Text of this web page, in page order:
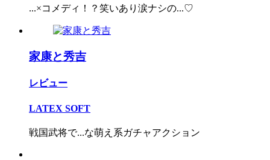
...×コメディ！？笑いあり涙ナシの...♡
家康と秀吉
レビュー
LATEX SOFT
戦国武将で...な萌え系ガチャアクション